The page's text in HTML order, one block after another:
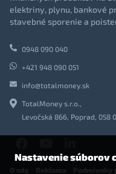
elektriny, plynu, bankové
stavebné sporenie a
0948 090 040
+421 948 090 051
info@totalmoney.sk
TotalMoney s.r.o.,
Levočská 866, Poprad, 058
Nastavenie súborov